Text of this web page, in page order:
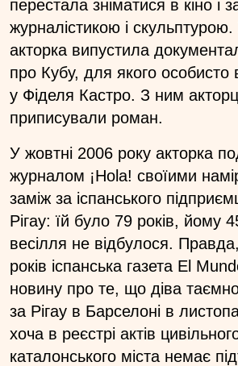
перестала зніматися в кіно і
журналістикою і
акторка випустила
про Кубу, для якого особисто
у Фіделя Кастро. З ним
приписували роман.
У жовтні 2006 року акторка
журналом ¡Hola! своїими
заміж за іспанського
Рігау: їй було 79 років, йому
весілля не відбулося.
років іспанська газета El
новину про те, що діва
за Рігау в Барселоні в
хоча в реєстрі актів
каталонського міста немає